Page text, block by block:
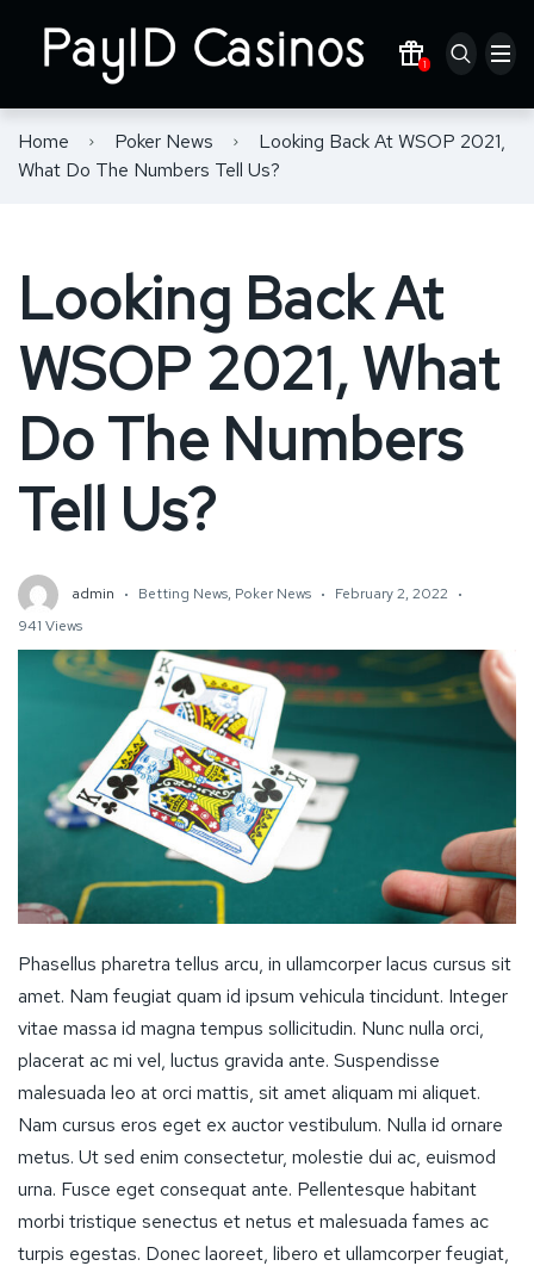
1
Home Poker News
Looking Back At WSOP 2021,
What Do The Numbers Tell Us?
Looking Back At
WSOP 2021, What
Do The Numbers
Tell Us?
admin Betting News, Poker News
February 2, 2022
941 Views
Phasellus pharetra tellus arcu, in ullamcorper lacus cursus sit
amet. Nam feugiat quam id ipsum vehicula tincidunt. Integer
vitae massa id magna tempus sollicitudin. Nunc nulla orci,
placerat ac mi vel, luctus gravida ante. Suspendisse
malesuada leo at orci mattis, sit amet aliquam mi aliquet.
Nam cursus eros eget ex auctor vestibulum. Nulla id ornare
metus. Ut sed enim consectetur, molestie dui ac, euismod
urna. Fusce eget consequat ante. Pellentesque habitant
morbi tristique senectus et netus et malesuada fames ac
turpis egestas. Donec laoreet, libero et ullamcorper feugiat,
Responsible Gambling
Privacy Policy
ExciteWin
Rooli